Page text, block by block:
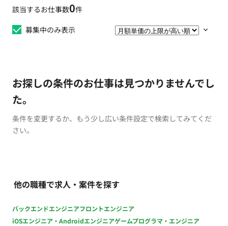
該当するお仕事数0件
募集中のみ表示
お探しの条件のお仕事は見つかりませんでし
た。
条件を変更するか、もう少し広い条件設定で検索してみてくだ
さい。
他の職種で求人・案件を探す
バックエンドエンジニアフロントエンジニア
iOSエンジニア・Androidエンジニアゲームプログラマ・エンジニア